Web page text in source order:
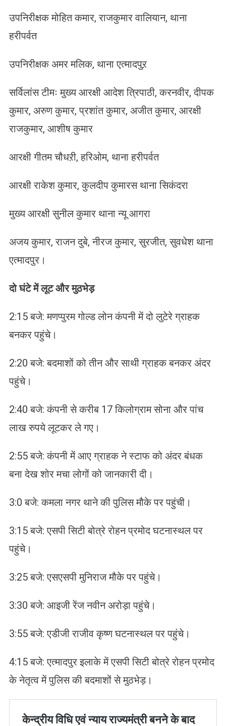
उपनिरीक्षक मोहित कमार, राजकुमार वालियान, थाना
हरीपर्वत
उपनिरीक्षक अमर मलिक, थाना एत्मादपुऱ
सर्विलांस टीमः मुख्य आरक्षी आदेश त्रिपाठी, करनवीर, दीपक
कुमार, अरुण कुमार, प्रशांत कुमार, अजीत कुमार, आरक्षी
राजकुमार, आशीष कुमार
आरक्षी गीतम चौधऱी, हरिओम, थाना हरीपर्वत
आरक्षी राकेश कुमार, कुलदीप कुमारस थाना सिकंदरा
मुख्य आरक्षी सुनील कुमार थाना न्यू आगरा
अजय कुमार, राजन दुबे, नीरज कुमार, सुरजीत, सुवधेश थाना
एत्मादपुर।
दो घंटे में लूट और मुठभेड़
2:15 बजे: मणप्पुरम गोल्ड लोन कंपनी में दो लुटेरे ग्राहक
बनकर पहुंचे।
2:20 बजे: बदमाशों को तीन और साथी ग्राहक बनकर अंदर
पहुंचे।
2:40 बजे: कंपनी से करीब 17 किलोग्राम सोना और पांच
लाख रुपये लूटकर ले गए।
2:55 बजे: कंपनी में आए ग्राहक ने स्टाफ को अंदर बंधक
बना देख शोर मचा लोगों को जानकारी दी।
3:0 बजे: कमला नगर थाने की पुलिस मौके पर पहुंची।
3:15 बजे: एसपी सिटी बोत्रे रोहन प्रमोद घटनास्थल पर
पहुंचे।
3:25 बजे: एसएसपी मुनिराज मौके पर पहुंचे।
3:30 बजे: आइजी रेंज नवीन अरोड़ा पहुंचे।
3:55 बजे: एडीजी राजीव कृष्ण घटनास्थल पर पहुंचे।
4:15 बजे: एत्मादपुर इलाके में एसपी सिटी बोत्रे रोहन प्रमोद
के नेतृत्व में पुलिस की बदमाशों से मुठभेड़।